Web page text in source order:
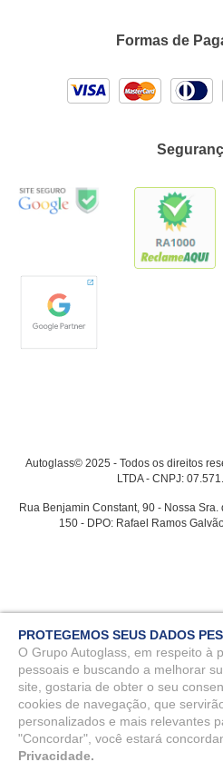
Formas de
Autoglass© 2025 - Todos os direitos
LTDA - CNPJ:
Rua Benjamin Constant, 90 - Nossa
150 - DPO: Rafael Ramos
PROTEGEMOS SEUS DADOS
O Grupo Autoglass, em respeito à
pessoais e buscando a melhorar
site, gostaria de obter o seu
cookies de navegação, que
personalizados e mais relevantes
"Concordar", você estará
Privacidade.